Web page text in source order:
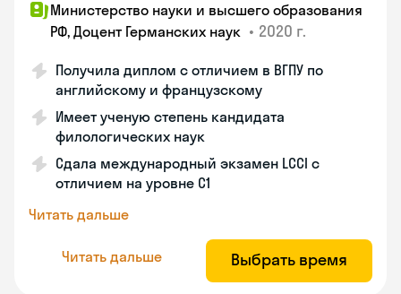
Министерство науки и высшего образования
РФ, Доцент Германских наук • 2020 г.
Получила диплом с отличием в ВГПУ по
английскому и французскому
Имеет ученую степень кандидата
филологических наук
Сдала международный экзамен LCCI с
отличием на уровне C1
Читать дальше
Читать дальше Выбрать время